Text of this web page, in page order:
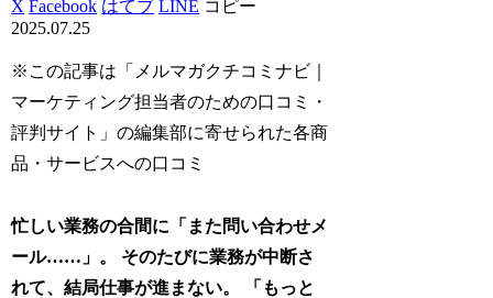
X Facebook はてブ LINE コピー
2025.07.25
※この記事は「メルマガクチコミナビ｜
マーケティング担当者のための口コミ・
評判サイト」の編集部に寄せられた各商
品・サービスへの口コミ
忙しい業務の合間に「また問い合わせメ
ール……」。 そのたびに業務が中断さ
れて、結局仕事が進まない。 「もっと